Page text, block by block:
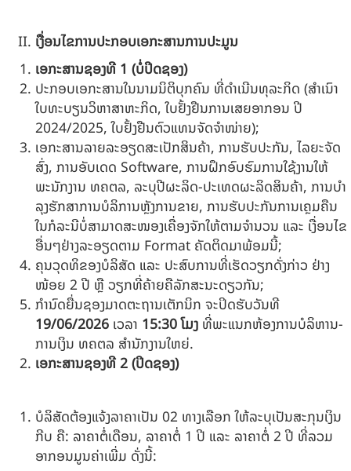
ເງື່ອນໄຂການປະກອບເອກະສານການປະມູນ
ເອກະສານຊອງທີ 1 (ບໍ່ປິດຊອງ)
ປະກອບເອກະສານໃນນາມນິຕິບຸກຄົນ ທີ່ດໍາເນີນທຸລະກິດ (ສໍາເນົາ
ໃບທະບຽນວິຫາສາຫະກິດ, ໃບຢັ້ງຢືນການເສຍອາກອນ ປີ
2024/2025, ໃບຢັ້ງຢືນຕົວແທນຈັດຈໍາໜ່າຍ);
ເອກະສານລາຍລະອຽດສະເປັກສິນຄ້າ, ການຮັບປະກັນ, ໄລຍະຈັດ
ສົ່ງ, ການອັບເດດ Software, ການຝຶກອົບຮົມການໃຊ້ງານໃຫ້
ພະນັກງານ ທຄຕລ, ລະບຸປີຜະລິດ-ປະເທດຜະລິດສິນຄ້າ, ການ​ບຳ​
ລຸງຮັກສາການ​ບໍ​ລິ​ການ​ຫຼັງ​ການ​ຂາຍ, ການ​ຮັບ​ປະ​ກັນ​ການເຄຼມ​ຄືນ
ໃນ​ກໍ​ລະ​ນີບໍ່ສາມາດສະໜອງເຄື່ອງຈັກໃຫ້ຕາມຈໍານວນ ແລະ ເງື່ອນ​ໄຂ​
ອື່ນໆຢ່າງລະ​ອຽດຕາມ Format ຄັດຕິດມາພ້ອມນີ້;
ຄຸນວຸດທິຂອງບໍລິສັດ ແລະ ປະສົບການທີ່ເຮັດວຽກດັ່ງກ່າວ ຢ່າງ
ໜ້ອຍ 2 ປີ ຫຼື ວຽກທີ່ຄ້າຍຄືລັກສະນະດຽວກັນ;
ກໍານົດຍື່ນຊອງມາດຕະຖານເຕັກນິກ ຈະປິດຮັບວັນທີ
19/06/2026 ເວລາ 15:30ໂມງ ທີ່ພະແນກຫ້ອງການບໍລິຫານ-
ການເງິນ ທຄຕລ ສໍານັກງານໃຫຍ່.
ເອກະສານຊອງທີ2(ປິດຊອງ)
ບໍລິສັດຕ້ອງແຈ້ງລາຄາເປັນ 02 ທາງເລືອກ ໃຫ້ລະບຸເປັນສະກຸນເງິນ
ກີບ ຄື: ລາຄາຕໍ່ເດືອນ, ລາຄາຕໍ່ 1 ປີ ແລະ ລາຄາຕໍ່ 2 ປີ ທີ່ລວມ
ອາກອນມູນຄ່າເພີ່ມ ດັ່ງນີ້: